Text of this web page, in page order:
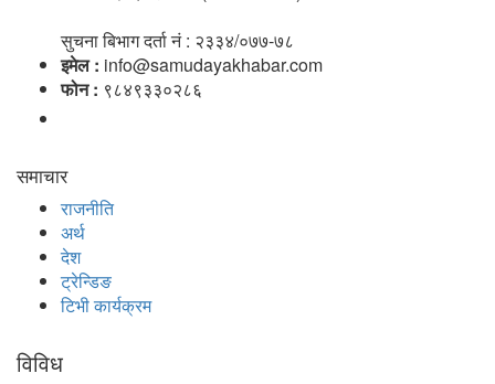
सुचना बिभाग दर्ता नं : २३३४/०७७-७८
इमेल : info@samudayakhabar.com
फोन : ९८४९३३०२८६
समाचार
राजनीति
अर्थ
देश
ट्रेन्डिङ
टिभी कार्यक्रम
विविध